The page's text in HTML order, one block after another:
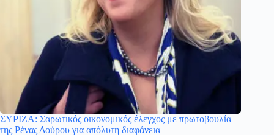
ΣΥΡΙΖΑ: Σαρωτικός οικονομικός έλεγχος με πρωτοβουλία
της Ρένας Δούρου για απόλυτη διαφάνεια